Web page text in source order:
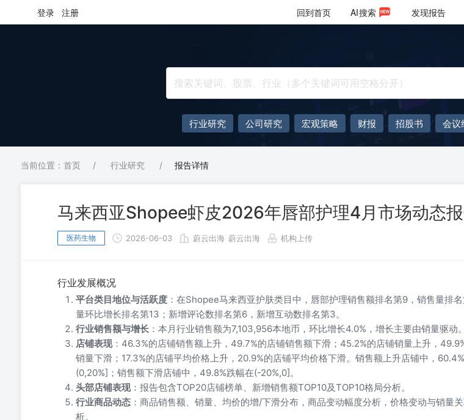
登录 注册 回到首页 AI搜索 发现报告
行业研究 公司研究 宏观策略 财报 招股书 会议
AIGC
大模型
当前位置：首页 / 行业研究 / 报告详情
马来西亚Shopee虾皮2026年唇部护理4月市场动态
医药生物 2026-06-03 蔚云出海 蔚云出海 机构上传
行业发展概况
平台类目地位与活跃度 ：在Shopee马来西亚护肤类目中，唇部护理销售额排名第9，销售量排
量环比增长排名第13；新增评论数排名第6，新增互动数排名第3。
行业销售额与增长 ：本月行业销售额为7,103,956本地币，环比增长4.0%，增长主要由销量驱动。
店铺表现：46.3%的店铺销售额上升，49.7%的店铺销售额下滑；45.2%的店铺销量上升，
销量下滑；17.3%的店铺平均价格上升，20.9%的店铺平均价格下滑。销售额上升店铺中，
(0,20%]；销售额下滑店铺中，49.8%跌幅在(-20%,0]。
头部店铺表现：报告包含TOP20店铺榜单、新增销售额TOP10及TOP10格局分析。
行业商品动态 ：商品销售额、销量、均价的增/下滑分布，商品变动幅度分析，价格变动与销量
析。